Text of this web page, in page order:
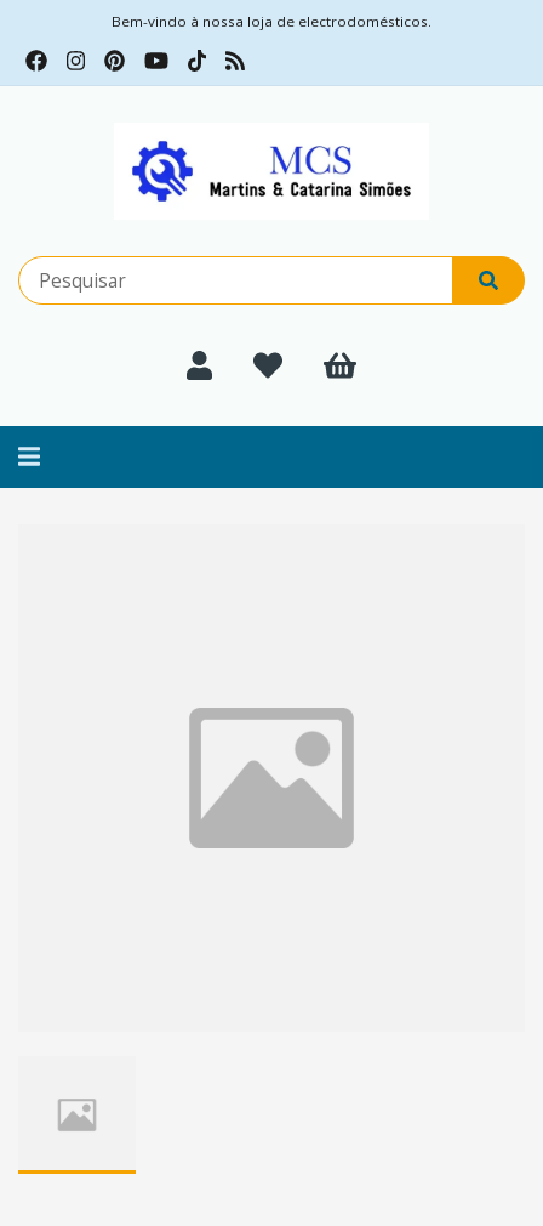
Bem-vindo à nossa loja de electrodomésticos.
Alternar